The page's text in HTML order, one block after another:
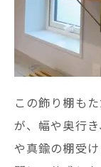
この飾り棚も
が、幅や奥行
や真鍮の棚受